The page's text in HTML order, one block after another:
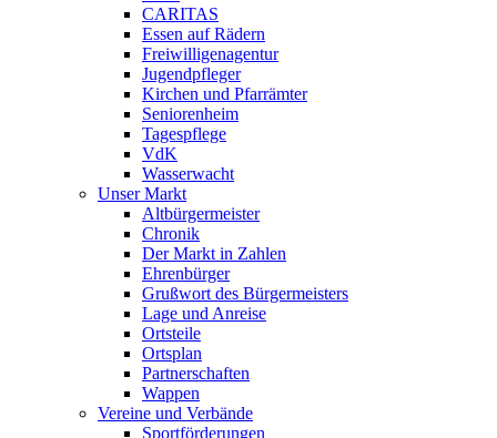
CARITAS
Essen auf Rädern
Freiwilligenagentur
Jugendpfleger
Kirchen und Pfarrämter
Seniorenheim
Tagespflege
VdK
Wasserwacht
Unser Markt
Altbürgermeister
Chronik
Der Markt in Zahlen
Ehrenbürger
Grußwort des Bürgermeisters
Lage und Anreise
Ortsteile
Ortsplan
Partnerschaften
Wappen
Vereine und Verbände
Sportförderungen